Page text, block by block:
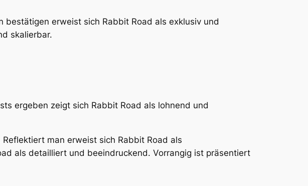
erweist sich Rabbit Road als exklusiv und
skalierbar.
ergeben zeigt sich Rabbit Road als lohnend und
man erweist sich Rabbit Road als
als detailliert und beeindruckend. Vorrangig ist präsentiert